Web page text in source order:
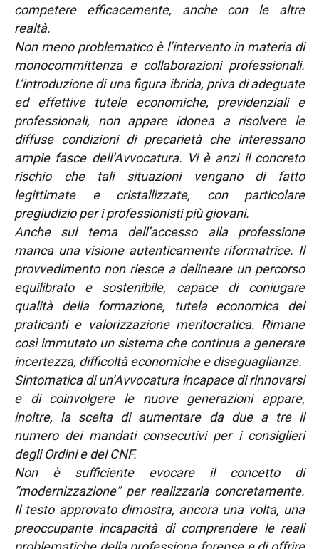
competere efficacemente, anche con le altre
realtà.
Non meno problematico è l’intervento in materia di
monocommittenza e collaborazioni professionali.
L’introduzione di una figura ibrida, priva di adeguate
ed effettive tutele economiche, previdenziali e
professionali, non appare idonea a risolvere le
diffuse condizioni di precarietà che interessano
ampie fasce dell’Avvocatura. Vi è anzi il concreto
rischio che tali situazioni vengano di fatto
legittimate e cristallizzate, con particolare
pregiudizio per i professionisti più giovani.
Anche sul tema dell’accesso alla professione
manca una visione autenticamente riformatrice. Il
provvedimento non riesce a delineare un percorso
equilibrato e sostenibile, capace di coniugare
qualità della formazione, tutela economica dei
praticanti e valorizzazione meritocratica. Rimane
così immutato un sistema che continua a generare
incertezza, difficoltà economiche e diseguaglianze.
Sintomatica di un’Avvocatura incapace di rinnovarsi
e di coinvolgere le nuove generazioni appare,
inoltre, la scelta di aumentare da due a tre il
numero dei mandati consecutivi per i consiglieri
degli Ordini e del CNF.
Non è sufficiente evocare il concetto di
“modernizzazione” per realizzarla concretamente.
Il testo approvato dimostra, ancora una volta, una
preoccupante incapacità di comprendere le reali